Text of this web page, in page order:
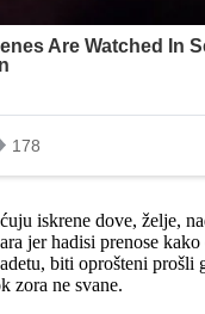
iskrene dove, želje,
jer hadisi prenose
biti oprošteni prošli
zora ne svane.